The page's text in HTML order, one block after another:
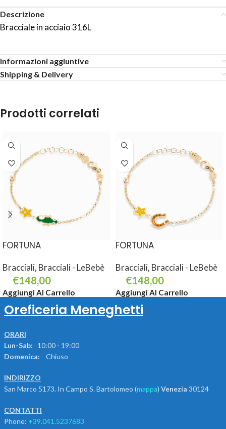
Descrizione
Bracciale in acciaio 316L
Informazioni aggiuntive
Shipping & Delivery
Prodotti correlati
FORTUNA
Bracciali, Bracciali - LeBebè
€148,00
Aggiungi Al Carrello
FORTUNA
Bracciali, Bracciali - LeBebè
€148,00
Aggiungi Al Carrello
Oreficeria Meneghetti
ORARI
Lun-Sab: 10:00 - 19:00
Domenica:
Chiuso
INDIRIZZO
San Marco 5173. In Campo S. Bartolomeo (mappa) Venezia 30124
CONTATTI
Phone: +39.041.5237683